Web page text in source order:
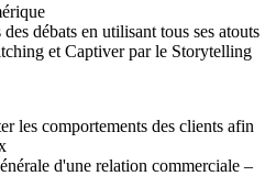
débats en utilisant tous ses atouts
et Captiver par le Storytelling
les comportements des clients afin
d'une relation commerciale –